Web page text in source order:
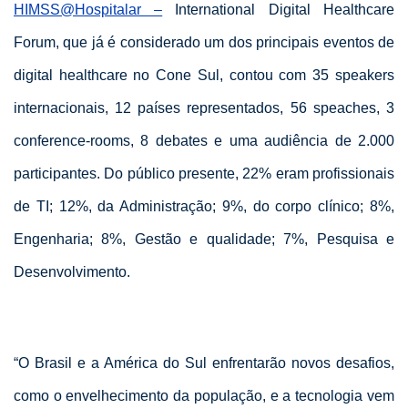
HIMSS@Hospitalar – International Digital Healthcare
Forum, que já é considerado um dos principais eventos de
digital healthcare no Cone Sul, contou com 35 speakers
internacionais, 12 países representados, 56 speaches, 3
conference-rooms, 8 debates e uma audiência de 2.000
participantes. Do público presente, 22% eram profissionais
de TI; 12%, da Administração; 9%, do corpo clínico; 8%,
Engenharia; 8%, Gestão e qualidade; 7%, Pesquisa e
Desenvolvimento.
“O Brasil e a América do Sul enfrentarão novos desafios,
como o envelhecimento da população, e a tecnologia vem